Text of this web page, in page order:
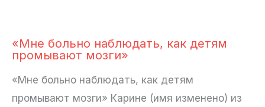
«Мне больно наблюдать, как детям
промывают мозги»
«Мне больно наблюдать, как детям
промывают мозги» Карине (имя изменено) из